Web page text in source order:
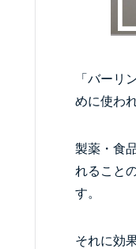
「バーリ
めに使わ
製薬・食
れること
す。
それに効